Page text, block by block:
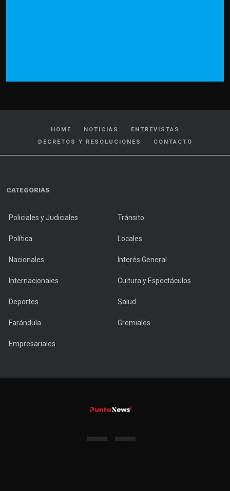
HOME NOTICIAS
ENTREVISTAS
DECRETOS Y RESOLUCIONES
CONTACTO
CATEGORIAS
Policiales y Judiciales Tránsito
Política Locales
Nacionales Interés General
Internacionales Cultura y Espectáculos
Deportes Salud
Farándula Gremiales
Empresariales